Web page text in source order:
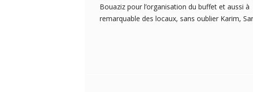
Bouaziz pour l’organisation du buffet et
remarquable des locaux, sans oublier Karim,